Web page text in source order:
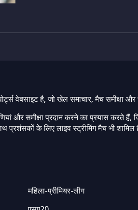
वेबसाइट है, जो खेल समाचार, मैच समीक्षा और
और समीक्षा प्रदान करने का प्रयास करते
प्रशंसकों के लिए लाइव स्ट्रीमिंग मैच भी शामिल
महिला-प्रीमियर-लीग